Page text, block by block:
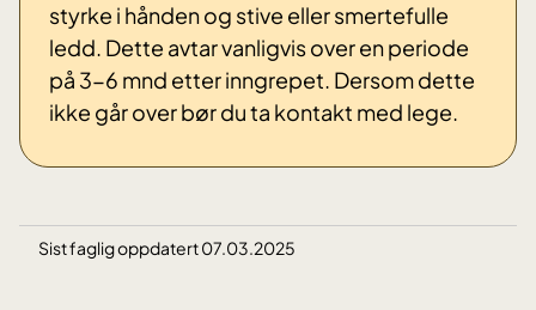
styrke i hånden og stive eller smertefulle
ledd. Dette avtar vanligvis over en periode
på 3-6 mnd etter inngrepet. Dersom dette
ikke går over bør du ta kontakt med lege.
Sist faglig oppdatert 07.03.2025